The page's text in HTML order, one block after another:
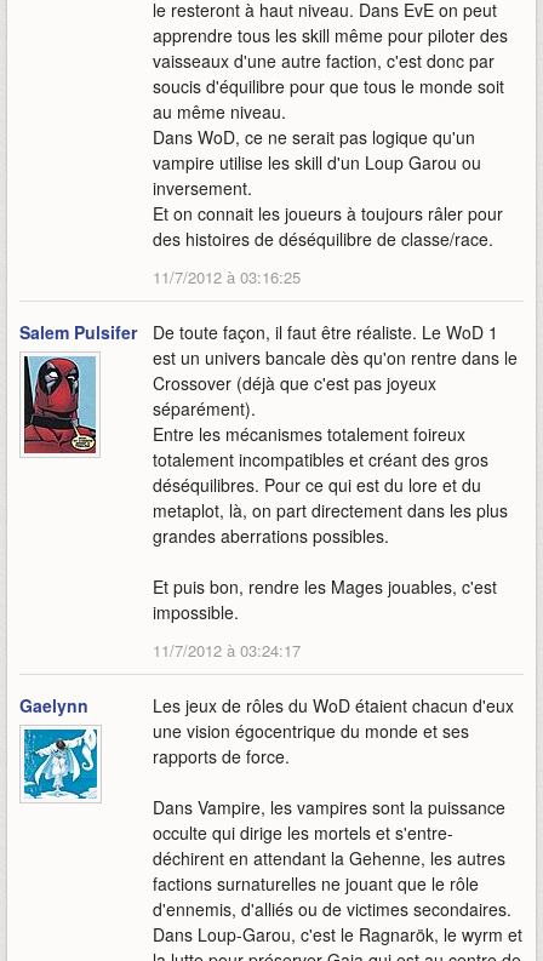
le resteront à haut niveau. Dans EvE on peut
apprendre tous les skill même pour piloter des
vaisseaux d'une autre faction, c'est donc par
soucis d'équilibre pour que tous le monde soit
au même niveau.
Dans WoD, ce ne serait pas logique qu'un
vampire utilise les skill d'un Loup Garou ou
inversement.
Et on connait les joueurs à toujours râler pour
des histoires de déséquilibre de classe/race.
11/7/2012 à 03:16:25
Salem Pulsifer
De toute façon, il faut être réaliste. Le WoD 1
est un univers bancale dès qu'on rentre dans le
Crossover (déjà que c'est pas joyeux
séparément).
Entre les mécanismes totalement foireux
totalement incompatibles et créant des gros
déséquilibres. Pour ce qui est du lore et du
metaplot, là, on part directement dans les plus
grandes aberrations possibles.
Et puis bon, rendre les Mages jouables, c'est
impossible.
11/7/2012 à 03:24:17
Gaelynn
Les jeux de rôles du WoD étaient chacun d'eux
une vision égocentrique du monde et ses
rapports de force.
Dans Vampire, les vampires sont la puissance
occulte qui dirige les mortels et s'entre-
déchirent en attendant la Gehenne, les autres
factions surnaturelles ne jouant que le rôle
d'ennemis, d'alliés ou de victimes secondaires.
Dans Loup-Garou, c'est le Ragnarök, le wyrm et